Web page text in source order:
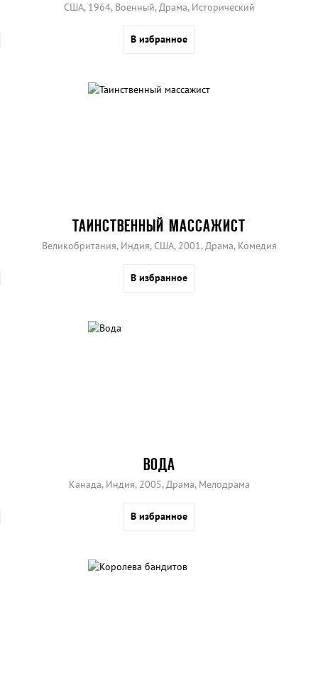
США, 1964, Военный, Драма, Исторический
В избранное
ТАИНСТВЕННЫЙ МАССАЖИСТ
Великобритания, Индия, США, 2001, Драма, Комедия
В избранное
ВОДА
Канада, Индия, 2005, Драма, Мелодрама
В избранное